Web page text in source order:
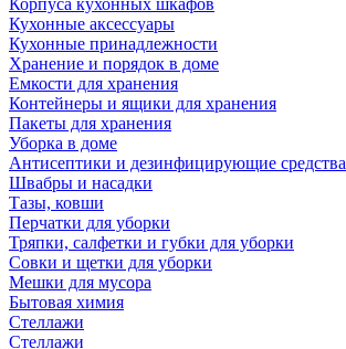
Корпуса кухонных шкафов
Кухонные аксессуары
Кухонные принадлежности
Хранение и порядок в доме
Емкости для хранения
Контейнеры и ящики для хранения
Пакеты для хранения
Уборка в доме
Антисептики и дезинфицирующие средства
Швабры и насадки
Тазы, ковши
Перчатки для уборки
Тряпки, салфетки и губки для уборки
Совки и щетки для уборки
Мешки для мусора
Бытовая химия
Стеллажи
Стеллажи